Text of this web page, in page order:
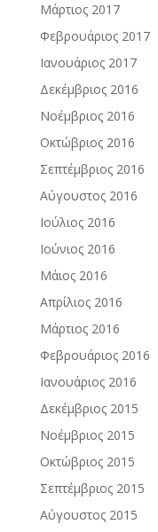
Μάρτιος 2017
Φεβρουάριος 2017
Ιανουάριος 2017
Δεκέμβριος 2016
Νοέμβριος 2016
Οκτώβριος 2016
Σεπτέμβριος 2016
Αύγουστος 2016
Ιούλιος 2016
Ιούνιος 2016
Μάιος 2016
Απρίλιος 2016
Μάρτιος 2016
Φεβρουάριος 2016
Ιανουάριος 2016
Δεκέμβριος 2015
Νοέμβριος 2015
Οκτώβριος 2015
Σεπτέμβριος 2015
Αύγουστος 2015